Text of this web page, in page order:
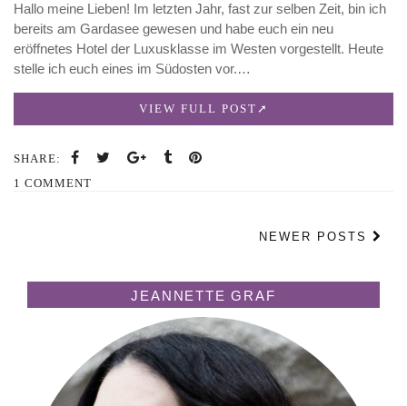
Hallo meine Lieben! Im letzten Jahr, fast zur selben Zeit, bin ich
bereits am Gardasee gewesen und habe euch ein neu
eröffnetes Hotel der Luxusklasse im Westen vorgestellt. Heute
stelle ich euch eines im Südosten vor.…
VIEW FULL POST
SHARE:
1 COMMENT
NEWER POSTS
JEANNETTE GRAF